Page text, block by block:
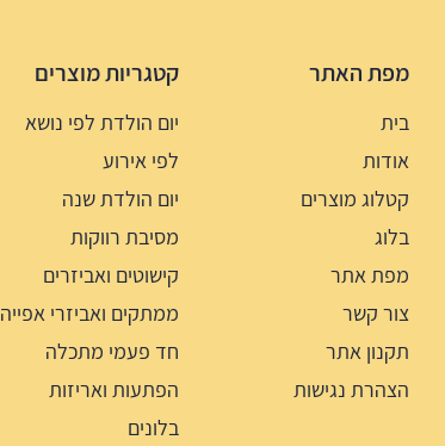
מפת האתר
בית
אודות
קטלוג מוצרים
בלוג
מפת אתר
צור קשר
תקנון אתר
הצהרת נגישות
קטגריות מוצרים
יום הולדת לפי נושא
לפי אירוע
יום הולדת שנה
מסיבת רווקות
קישוטים ואביזרים
ממתקים ואביזרי אפייה
חד פעמי מתכלה
הפתעות ואריזות
בלונים